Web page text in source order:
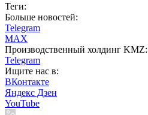
Теги:
Больше новостей:
Telegram
MAX
Производственный холдинг KMZ:
Telegram
Ищите нас в:
ВКонтакте
Яндекс Дзен
YouTube